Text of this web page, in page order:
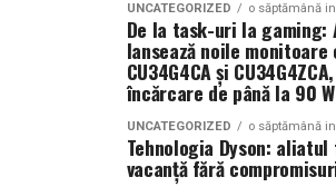
Ce parfum alegi vara?Nu există un
Dacă îți plac parfumurile proaspete,
ingredientele precum lime-ul sunt
preferi aromele calde, exotice și cu
de smochină, cocos și lemn de santal
pentru serile de vară.
UNCATEGORIZED o săptămână
De la task-uri la gaming:
lansează noile
CU34G4CA și
încărcare de până la 90
UNCATEGORIZED o săptămână
Tehnologia Dyson:
vacanță fără